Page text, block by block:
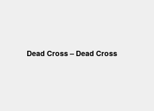
Dead Cross – Dead Cross